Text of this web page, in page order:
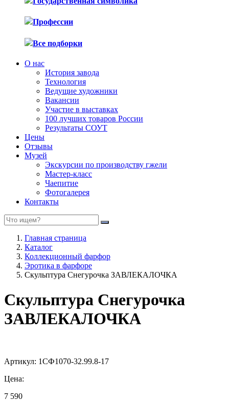
Профессии
Все подборки
О нас
История завода
Технология
Ведущие художники
Вакансии
Участие в выставках
100 лучших товаров России
Результаты СОУТ
Цены
Отзывы
Музей
Экскурсии по производству гжели
Мастер-класс
Чаепитие
Фотогалерея
Контакты
Главная страница
Каталог
Коллекционный фарфор
Эротика в фарфоре
Скульптура Снегурочка ЗАВЛЕКАЛОЧКА
Скульптура Снегурочка
ЗАВЛЕКАЛОЧКА
Артикул: 1СФ1070-32.99.8-17
Цена:
7 590